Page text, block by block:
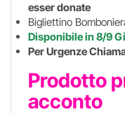
esser donate
Bigliettino
Disponibile in 8/9
Per Urgenze
Prodotto
acconto